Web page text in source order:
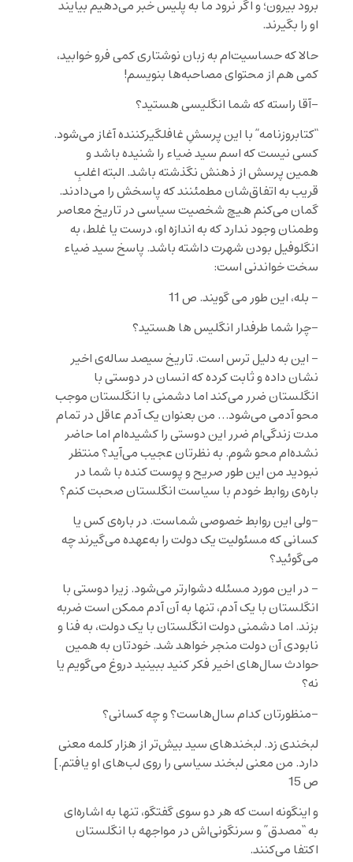
برود بیرون؛ و اگر نرود ما به پلیس خبر می‌دهیم بیایند
او را بگیرند.
حالا که حساسیت‌ام به زبان نوشتاری کمی فرو خوابید،
کمی هم از محتوای مصاحبه‌ها بنویسم!
-آقا راسته که شما انگلیسی هستید؟
“کتابروزنامه” با این پرسشِ غافلگیرکننده آغاز می‌شود.
کسی نیست که اسم سید ضیاء را شنیده باشد و
همین پرسش از ذهنش نگذشته باشد. البته اغلبِ
قریب به اتفاق‌شان مطمئنند که پاسخش را می‌دادند.
گمان می‌کنم هیچ شخصیت سیاسی در تاریخ معاصر
وطمنان وجود ندارد که به اندازه او، درست یا غلط، به
انگلوفیل بودن شهرت داشته باشد. پاسخ سید ضیاء
سخت خواندنی است:
– بله، این طور می گویند. ص 11
-چرا شما طرفدار انگلیس ها هستید؟
– این به دلیل ترس است. تاریخ سیصد ساله‌ی اخیر
نشان داده و ثابت کرده که انسان در دوستی با
انگلستان ضرر می‌کند اما دشمنی با انگلستان موجب
محو آدمی می‌شود… من بعنوان یک آدم عاقل در تمام
مدت زندگی‌ام ضرر این دوستی را کشیده‌ام اما حاضر
نشده‌ام محو شوم. به نظرتان عجیب می‌آید؟ منتظر
نبودید من این طور صریح و پوست کنده با شما در
باره‌ی روابط خودم با سیاست انگلستان صحبت کنم؟
-ولی این روابط خصوصی شماست. در باره‌ی کس یا
کسانی که مسئولیت یک دولت را به‌عهده می‌گیرند چه
می‌گوئید؟
– در این مورد مسئله دشوارتر می‌شود. زیرا دوستی با
انگلستان با یک آدم، تنها به آن آدم ممکن است ضربه
بزند. اما دشمنی دولت انگلستان با یک دولت، به فنا و
نابودی آن دولت منجر خواهد شد. خودتان به همین
حوادث سال‌های اخیر فکر کنید ببینید دروغ می‌گویم یا
نه؟
-منظورتان کدام سال‌هاست؟ و چه کسانی؟
لبخندی زد. لبخندهای سید بیش‌تر از هزار کلمه معنی
دارد. من معنی لبخند سیاسی را روی لب‌های او یافتم.]
ص 15
و اینگونه است که هر دو سوی گفتگو، تنها به اشاره‌ای
به “مصدق” و سرنگونی‌‌اش در مواجهه با انگلستان
اکتفا می‌کنند.